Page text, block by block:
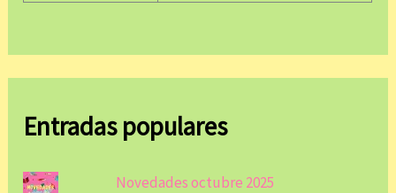
Entradas populares
Novedades octubre 2025